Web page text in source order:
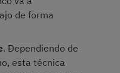
de forma
. Dependiendo de
esta técnica